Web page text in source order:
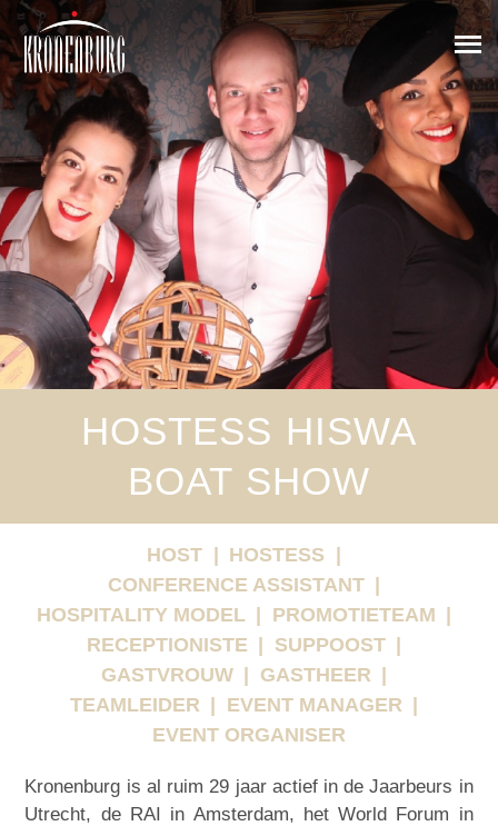
HOSTESS HISWA
BOAT SHOW
HOST
HOSTESS
CONFERENCE ASSISTANT
HOSPITALITY MODEL
PROMOTIETEAM
RECEPTIONISTE
SUPPOOST
GASTVROUW
GASTHEER
TEAMLEIDER
EVENT MANAGER
EVENT ORGANISER
Kronenburg is al ruim 29 jaar actief in de Jaarbeurs in
Utrecht, de RAI in Amsterdam, het World Forum in